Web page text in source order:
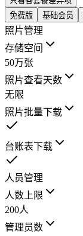
免费版
基础会员
照片管理
存储空间
50万张
照片查看天数
无限
照片批量下载
台账表下载
人员管理
人数上限
200人
管理员数